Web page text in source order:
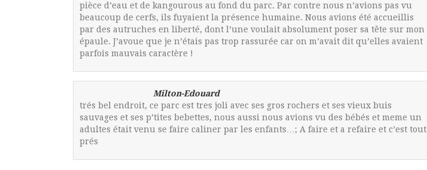
pièce d’eau et de kangourous au fond du parc. Par contre nous n’avions pas vu
beaucoup de cerfs, ils fuyaient la présence humaine. Nous avions été accueillis
par des autruches en liberté, dont l’une voulait absolument poser sa tête sur mon
épaule. J’avoue que je n’étais pas trop rassurée car on m’avait dit qu’elles avaient
parfois mauvais caractère !
Milton-Edouard
trés bel endroit, ce parc est tres joli avec ses gros rochers et ses vieux buis
sauvages et ses p’tites bebettes, nous aussi nous avions vu des bébés et meme un
adultes était venu se faire caliner par les enfants…; A faire et a refaire et c’est tout
prés